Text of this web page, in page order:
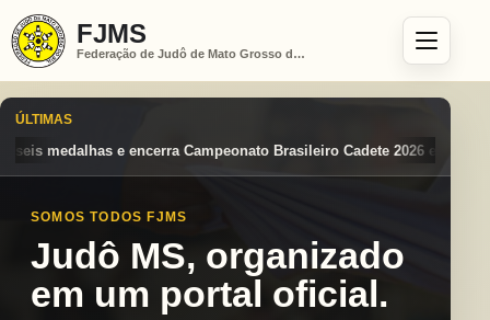
FJMS
Federação de Judô de Mato Grosso do Sul
ÚLTIMAS
Brasileiro Cadete 2026 entre os destaques nacionais Mato
SOMOS TODOS FJMS
Judô MS, organizado
em um portal oficial.